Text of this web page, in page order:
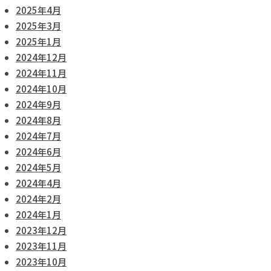
2025年4月
2025年3月
2025年1月
2024年12月
2024年11月
2024年10月
2024年9月
2024年8月
2024年7月
2024年6月
2024年5月
2024年4月
2024年2月
2024年1月
2023年12月
2023年11月
2023年10月